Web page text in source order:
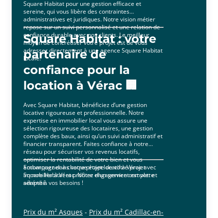
Square Habitat pour une gestion efficace et
sereine, qui vous libère des contraintes
administratives et juridiques. Notre vision métier
repose sur un suivi personnalisé et une relation de
confiance durable avec nos clients. Le meilleur
moyen de concrétiser votre projet est de vous
adresser directement à une agence Square Habitat
locale.
Square Habitat : votre
partenaire de
confiance pour la
location à Vérac 🏢
Avec Square Habitat, bénéficiez d’une gestion
locative rigoureuse et professionnelle. Notre
expertise en immobilier local vous assure une
sélection rigoureuse des locataires, une gestion
complète des baux, ainsi qu’un suivi administratif et
financier transparent. Faites confiance à notre
réseau pour sécuriser vos revenus locatifs,
optimiser la rentabilité de votre bien et vous
accompagner à chaque étape de votre projet
immobilier à Vérac. Notre engagement est votre
sérénité.
Embarquez dans votre projet locatif à Vérac avec
Square Habitat et profitez d’un service complet et
adapté à vos besoins !
Prix du m² Asques - Prix du m² Cadillac-en-